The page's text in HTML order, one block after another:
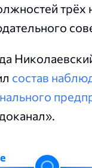
трёх
состав